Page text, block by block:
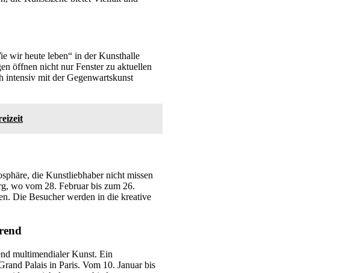
wir heute leben“ in der Kunsthalle
öffnen nicht nur Fenster zu aktuellen
intensiv mit der Gegenwartskunst
die Kunstliebhaber nicht missen
wo vom 28. Februar bis zum 26.
Die Besucher werden in die kreative
multimendialer Kunst. Ein
Palais in Paris. Vom 10. Januar bis